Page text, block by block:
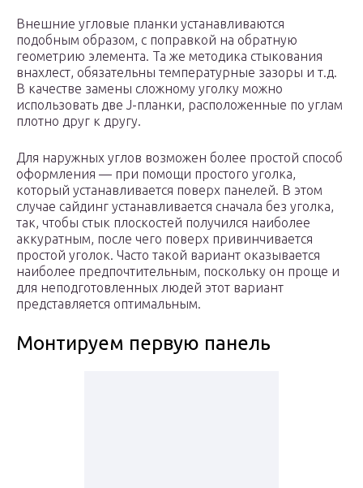
Внешние угловые планки устанавливаются
подобным образом, с поправкой на обратную
геометрию элемента. Та же методика стыкования
внахлест, обязательны температурные зазоры и т.д.
В качестве замены сложному уголку можно
использовать две J-планки, расположенные по углам
плотно друг к другу.
Для наружных углов возможен более простой способ
оформления — при помощи простого уголка,
который устанавливается поверх панелей. В этом
случае сайдинг устанавливается сначала без уголка,
так, чтобы стык плоскостей получился наиболее
аккуратным, после чего поверх привинчивается
простой уголок. Часто такой вариант оказывается
наиболее предпочтительным, поскольку он проще и
для неподготовленных людей этот вариант
представляется оптимальным.
Монтируем первую панель